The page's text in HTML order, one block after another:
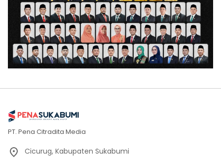
PT. Pena Citradita Media
Cicurug, Kabupaten Sukabumi